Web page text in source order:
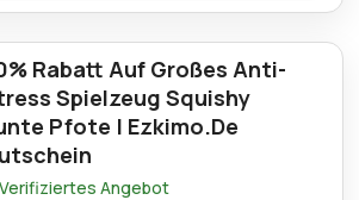
Braun Cooltec CT5cc High-End-
mit einem beeindruckenden Rabatt
Ezkimo.de-Angebot erhältlich.
Rabatt Auf Großes Anti-
Spielzeug Squishy
Pfote | Ezkimo.De
Verifiziertes Angebot